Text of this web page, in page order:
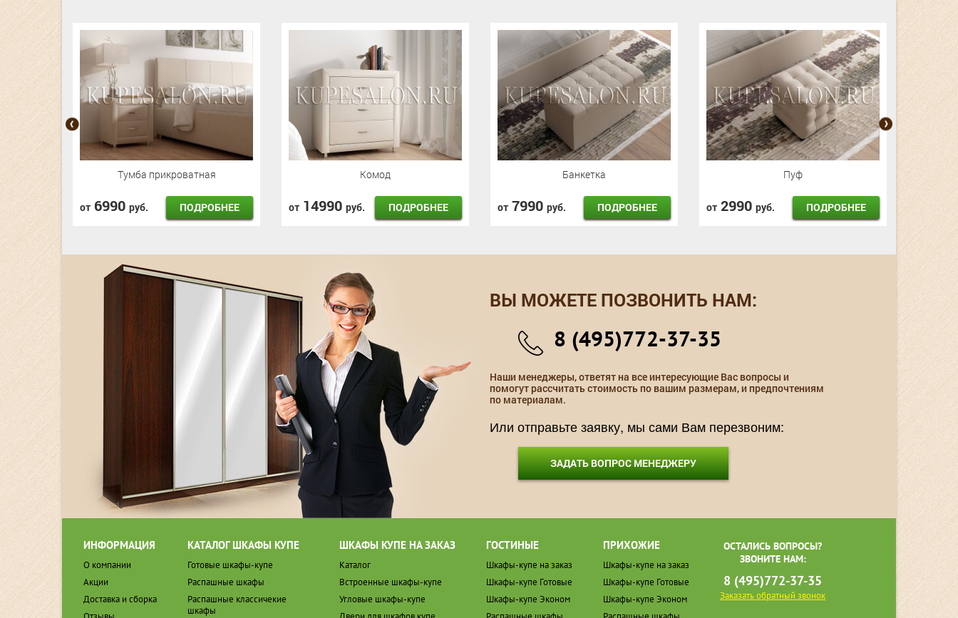
Тумба прикроватная
от 6990 руб. ПОДРОБНЕЕ
Комод
от 14990 руб. ПОДРОБНЕЕ
Банкетка
от 7990 руб. ПОДРОБНЕЕ
Пуф
от 2990 руб. ПОДРОБНЕЕ от
ВЫ МОЖЕТЕ ПОЗВОНИТЬ НАМ:
8 (495)772-37-35
Наши менеджеры, ответят на все интересующие Вас вопросы и
помогут рассчитать стоимость по вашим размерам, и предпочтениям
по материалам.
Или отправьте заявку, мы сами Вам перезвоним:
ЗАДАТЬ ВОПРОС МЕНЕДЖЕРУ
ИНФОРМАЦИЯ
О компании
Акции
Доставка и сборка
КАТАЛОГ ШКАФЫ КУПЕ
Готовые шкафы-купе
Распашные шкафы
Распашные классичекие
шкафы
ШКАФЫ КУПЕ НА ЗАКАЗ
Каталог
Встроенные шкафы-купе
Угловые шкафы-купе
ГОСТИНЫЕ
Шкафы-купе на заказ
Шкафы-купе Готовые
Шкафы-купе Эконом
ПРИХОЖИЕ
Шкафы-купе на заказ
Шкафы-купе Готовые
Шкафы-купе Эконом
ОСТАЛИСЬ ВОПРОСЫ?
ЗВОНИТЕ НАМ:
8 (495)772-37-35
Заказать обратный звонок